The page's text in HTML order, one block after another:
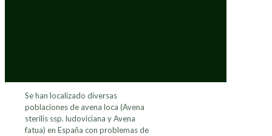
Se han localizado diversas
poblaciones de avena loca (Avena
sterilis ssp. ludoviciana y Avena
fatua) en España con problemas de